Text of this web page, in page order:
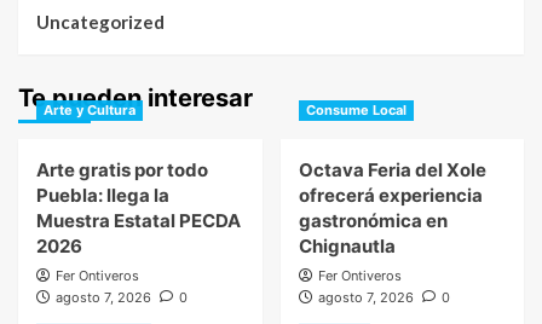
Uncategorized
Te pueden interesar
Arte y Cultura
Arte gratis por todo
Puebla: llega la
Muestra Estatal PECDA
2026
Fer Ontiveros
agosto 7, 2026
0
Consume Local
Octava Feria del Xole
ofrecerá experiencia
gastronómica en
Chignautla
Fer Ontiveros
agosto 7, 2026
0